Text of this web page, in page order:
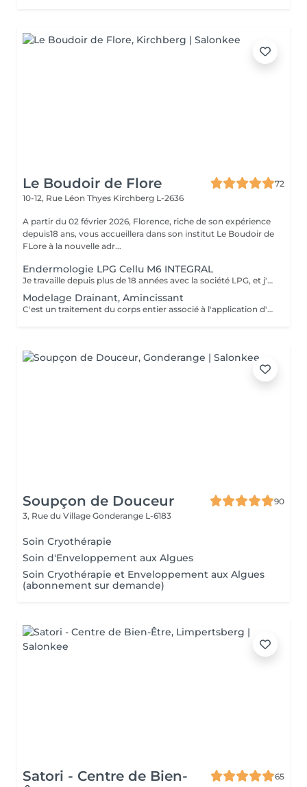
Le Boudoir de Flore
72
10-12, Rue Léon Thyes Kirchberg L-2636
A partir du 02 février 2026, Florence, riche de son expérience
depuis18 ans, vous accueillera dans son institut Le Boudoir de
FLore à la nouvelle adr...
Endermologie LPG Cellu M6 INTEGRAL
Je travaille depuis plus de 18 années avec la société LPG, et j'ai le plaisir de vous proposer la gamme de soins visage et corps avec l'appareil Cellu M6 Integral . Vous trouverez également dans notre institut les produits cosmétiques visage et corps ainsi que leur compléments alimentaires naturels.
Modelage Drainant, Amincissant
C'est un traitement du corps entier associé à l'application d'un masque amincissant sur la zone du ventre. Réalisé à la main, il est apprécié pour son efficacité. Le massage va stimuler l'élimination des toxines et des graisses en activant le drainage lymphatique.
Soupçon de Douceur
90
3, Rue du Village Gonderange L-6183
Soin Cryothérapie
Soin d'Enveloppement aux Algues
Soin Cryothérapie et Enveloppement aux Algues
(abonnement sur demande)
Satori - Centre de Bien-
65